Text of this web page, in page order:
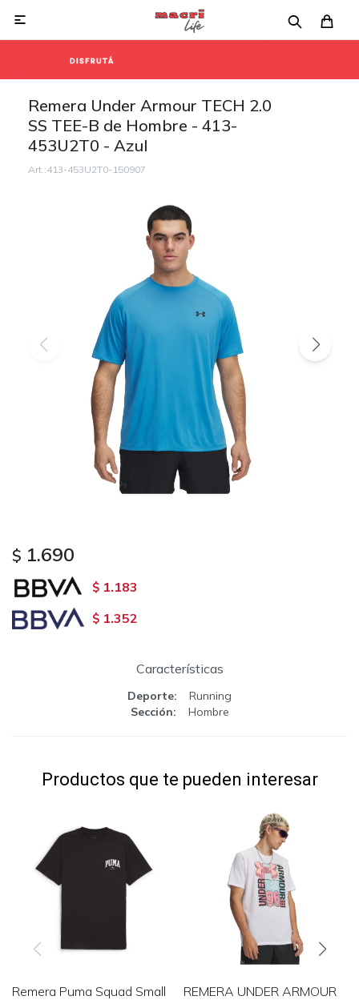

Remera Under Armour TECH 2.0
SS TEE-B de Hombre - 413-
453U2T0 - Azul
413-453U2T0-150907
$ 1.690
$ 1.183
$ 1.352
Características
Deporte
Running
Sección
Hombre
Productos que te pueden interesar
Remera Puma Squad Small
REMERA UNDER ARMOUR